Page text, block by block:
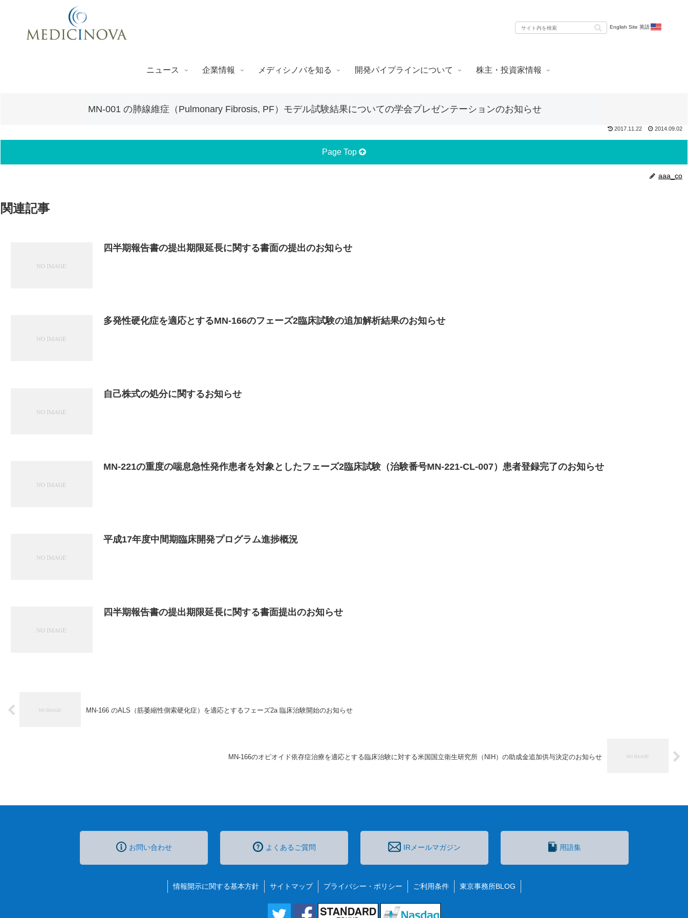
English Site 英語
ニュース 企業情報 メディシノバを知る 開発パイプラインについて 株主・投資家情報
MN-001 の肺線維症（Pulmonary Fibrosis, PF）モデル試験結果についての学会プレゼンテーションのお知らせ
2017.11.22 2014.09.02
Page Top
aaa_co
関連記事
四半期報告書の提出期限延長に関する書面の提出のお知らせ
多発性硬化症を適応とするMN-166のフェーズ2臨床試験の追加解析結果のお知らせ
自己株式の処分に関するお知らせ
MN-221の重度の喘息急性発作患者を対象としたフェーズ2臨床試験（治験番号MN-221-CL-007）患者登録完了のお知らせ
平成17年度中間期臨床開発プログラム進捗概況
四半期報告書の提出期限延長に関する書面提出のお知らせ
MN-166 のALS（筋萎縮性側索硬化症）を適応とするフェーズ2a 臨床治験開始のお知らせ
MN-166のオピオイド依存症治療を適応とする臨床治験に対する米国国立衛生研究所（NIH）の助成金追加供与決定のお知らせ
お問い合わせ よくあるご質問 IRメールマガジン 用語集
情報開示に関する基本方針 サイトマップ プライバシー・ポリシー ご利用条件 東京事務所BLOG